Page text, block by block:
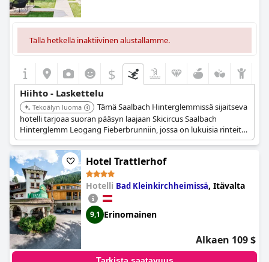
Tällä hetkellä inaktiivinen alustallamme.
$
Hiihto - Laskettelu
Tekoälyn luoma
Tämä Saalbach Hinterglemmissä sijaitseva
hotelli tarjoaa suoran pääsyn laajaan Skicircus Saalbach
Hinterglemm Leogang Fieberbrunniin, jossa on lukuisia rinteitä
ja hissejä aivan hotellin edustalla. Se sijaitsee yhdessä Itävallan
parhaista hiihtokohteista.
Hotel Trattlerhof
Hotelli Bad Kleinkirchheimissä, Itävalta
9,1 Erinomainen
Alkaen 109 $